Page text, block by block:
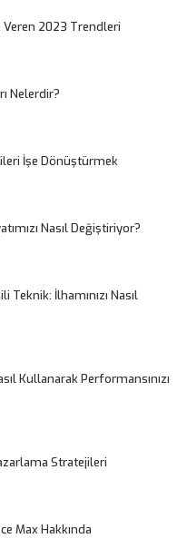
Veren 2023 Trendleri
Nelerdir?
İşe Dönüştürmek
Nasıl Değiştiriyor?
Teknik: İlhamınızı Nasıl
Kullanarak Performansınızı
Stratejileri
Max Hakkında